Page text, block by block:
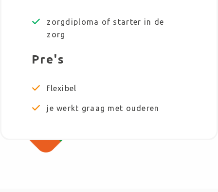
zorgdiploma of starter in de
zorg
Pre's
flexibel
je werkt graag met ouderen